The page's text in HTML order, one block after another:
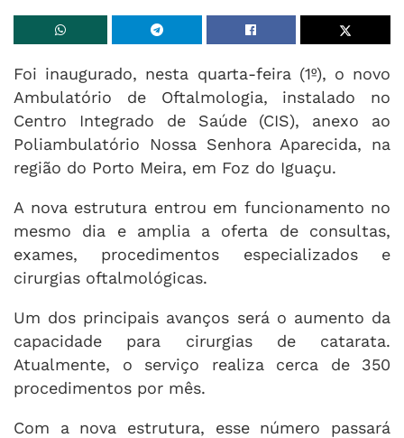
Foi inaugurado, nesta quarta-feira (1º), o novo
Ambulatório de Oftalmologia, instalado no
Centro Integrado de Saúde (CIS), anexo ao
Poliambulatório Nossa Senhora Aparecida, na
região do Porto Meira, em Foz do Iguaçu.
A nova estrutura entrou em funcionamento no
mesmo dia e amplia a oferta de consultas,
exames, procedimentos especializados e
cirurgias oftalmológicas.
Um dos principais avanços será o aumento da
capacidade para cirurgias de catarata.
Atualmente, o serviço realiza cerca de 350
procedimentos por mês.
Com a nova estrutura, esse número passará